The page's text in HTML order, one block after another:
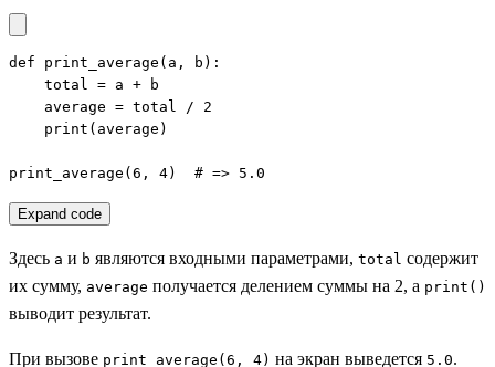
def print_average(a, b):
    total = a + b
    average = total / 2
    print(average)
print_average(6, 4)  # => 5.0
Expand code
Здесь a и b являются входными параметрами, total содержит
их сумму, average получается делением суммы на 2, а print()
выводит результат.
При вызове print_average(6, 4) на экран выведется 5.0.